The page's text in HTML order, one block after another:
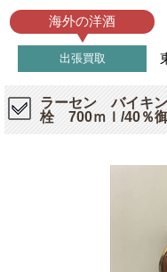
海外の洋酒
出張買取
ラーセン バイキ
栓 700ｍｌ/40％